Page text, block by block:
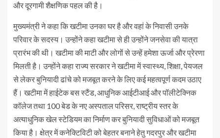
और दूरगामी शैक्षणिक पहल की है।
मुख्यमंत्री ने कहा कि खटीमा उनका घर है और वहां के निवासी उनके
परिवार के सदस्य। उन्होंने कहा खटीमा से ही उन्होंने जनसेवा की यात्रा
प्रारंभ की थी। खटीमा की माटी और लोगों से उन्हें हमेशा ऊर्जा और प्रेरणा
मिलती है। उन्होंने कहा राज्य सरकार ने खटीमा में स्वास्थ्य, शिक्षा, पेयजल
से लेकर बुनियादी ढांचे को मजबूत करने के लिए कई महत्वपूर्ण कदम उठाए
हैं। खटीमा में हाईटेक बस स्टैंड, आधुनिक आईटीआई और पॉलीटेक्निक
कॉलेज तथा 100 बेड के नए अस्पताल परिसर, राष्ट्रीय स्तर के
अत्याधुनिक खेल स्टेडियम का निर्माण कर बुनियादी सुविधाओं को मजबूत
किया है। क्षेत्र में कनेक्टिविटी को बेहतर बनाने हेतु गदरपुर और खटीमा